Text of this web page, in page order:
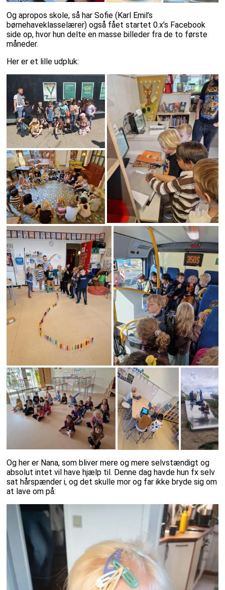
Og apropos skole, så har Sofie (Karl Emil’s
børnehaveklasselærer) også fået startet 0.x’s Facebook
side op, hvor hun delte en masse billeder fra de to første
måneder.
Her er et lille udpluk:
Og her er Nana, som bliver mere og mere selvstændigt og
absolut intet vil have hjælp til. Denne dag havde hun fx selv
sat hårspænder i, og det skulle mor og far ikke bryde sig om
at lave om på: